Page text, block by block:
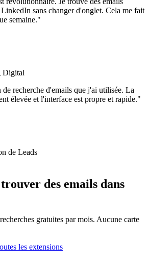
sans changer d'onglet. Cela me fait
semaine."
Digital
recherche d'emails que j'ai utilisée. La
élevée et l'interface est propre et rapide."
de Leads
des emails dans
gratuites par mois. Aucune carte
les extensions